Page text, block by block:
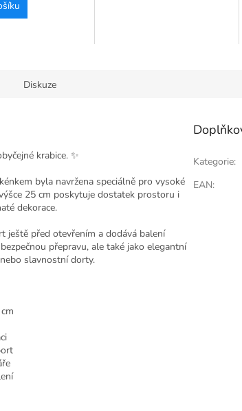
Diskuze
krabice. ✨
byla navržena speciálně pro vysoké
25 cm poskytuje dostatek prostoru i
dekorace.
ještě před otevřením a dodává balení
přepravu, ale také jako elegantní
slavnostní dorty.
Kategorie:
EAN: